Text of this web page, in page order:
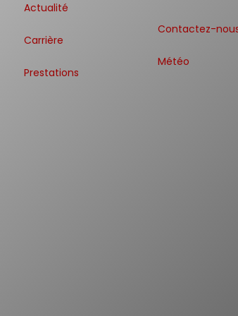
Actualité
Carrière
Prestations
Contactez-
Météo